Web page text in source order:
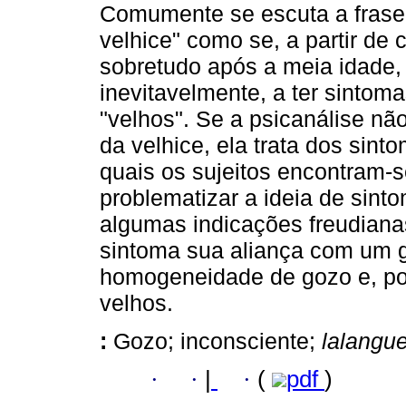
Comumente se escuta a
velhice" como se, a partir de
sobretudo após a meia
inevitavelmente, a ter
"velhos". Se a psicanálise
da velhice, ela trata dos
quais os sujeitos encontram-
problematizar a ideia de
algumas indicações
sintoma sua aliança com um
homogeneidade de gozo e,
velhos.
: Gozo; inconsciente;
· · · ( pdf )